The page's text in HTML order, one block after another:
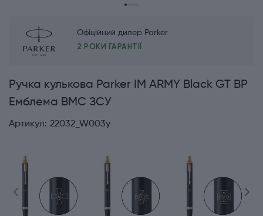
Офіційний дилер Parker
2 РОКИ ГАРАНТІЇ
Ручка кулькова Parker IM ARMY Black GT BP
Емблема ВМС ЗСУ
Артикул: 22032_W003y